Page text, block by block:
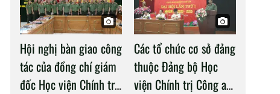
Chính trị Công an nhân
dân
Hội nghị bàn giao công
tác của đồng chí giám
đốc Học viện Chính trị
Các tổ chức cơ sở đảng
thuộc Đảng bộ Học
viện Chính trị Công an